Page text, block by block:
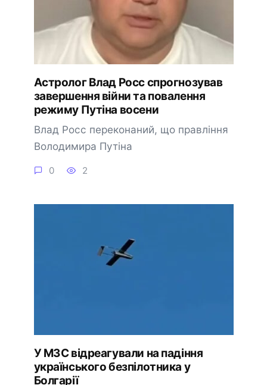
Астролог Влад Росс спрогнозував
завершення війни та повалення
режиму Путіна восени
Влад Росс переконаний, що правління
Володимира Путіна
0 2
У МЗС відреагували на падіння
українського безпілотника у
Болгарії